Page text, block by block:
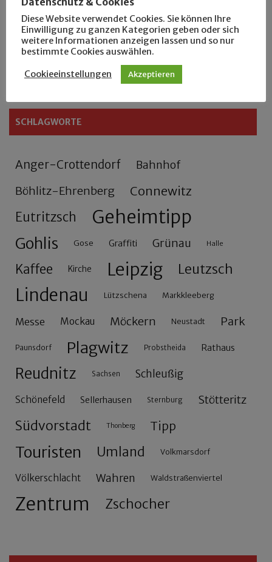
Rennfahrer in Schönefeld und Zschocher
Zu Fuß durch Anger-Crottendorf
Sammler- und Wanderfreund Hardy
SCHLAGWORTE
Anger-Crottendorf Bahnhof
Böhlitz-Ehrenberg Connewitz
Eutritzsch Geheimtipp
Gohlis Gose Graffiti Grünau Halle
Kaffee Kirche Leipzig Leutzsch
Lindenau Lützschena Markkleeberg
Messe Mockau Möckern Neustadt Park
Paunsdorf Plagwitz Probstheida Rathaus
Reudnitz Sachsen Schleußig
Schönefeld Sellerhausen Sternburg Stötteritz
Südvorstadt Thonberg Tipp
Touristen Umland Volkmarsdorf
Völkerschlacht Wahren Waldstraßenviertel
Zentrum Zschocher
Diese Website verwendet Cookies. Sie können Ihre
Einwilligung zu ganzen Kategorien geben oder sich
weitere Informationen anzeigen lassen und so nur
bestimmte Cookies auswählen.
Cookieeinstellungen Akzeptieren